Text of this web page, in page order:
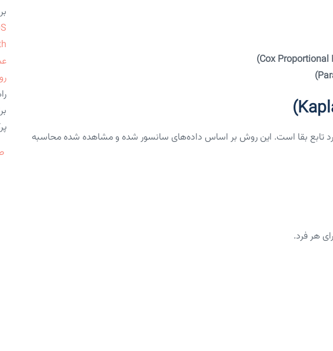
تابع بقا است. این روش بر اساس داده‌های سانسور شده و مشاهده شده محاسبه
هر فرد.